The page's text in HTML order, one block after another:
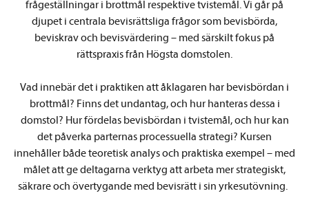
frågeställningar i brottmål respektive tvistemål. Vi går på
djupet i centrala bevisrättsliga frågor som bevisbörda,
beviskrav och bevisvärdering – med särskilt fokus på
rättspraxis från Högsta domstolen.
Vad innebär det i praktiken att åklagaren har bevisbördan i
brottmål? Finns det undantag, och hur hanteras dessa i
domstol? Hur fördelas bevisbördan i tvistemål, och hur kan
det påverka parternas processuella strategi? Kursen
innehåller både teoretisk analys och praktiska exempel – med
målet att ge deltagarna verktyg att arbeta mer strategiskt,
säkrare och övertygande med bevisrätt i sin yrkesutövning.